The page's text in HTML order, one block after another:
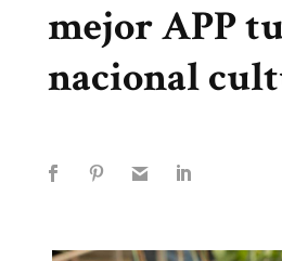
mejor APP
nacional